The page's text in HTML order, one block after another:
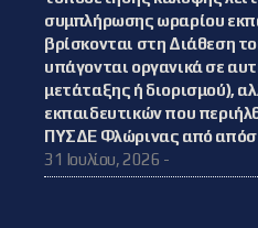
συμπλήρωσης ωραρίου
βρίσκονται στη Διάθεση
υπάγονται οργανικά σε
μετάταξης ή διορισμού),
εκπαιδευτικών που
ΠΥΣΔΕ Φλώρινας από
31 Ιουλίου, 2026 -